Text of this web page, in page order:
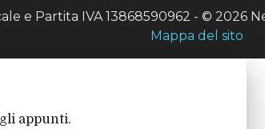
e Partita IVA 13868590962 - © 2026
Mappa del sito
appunti.